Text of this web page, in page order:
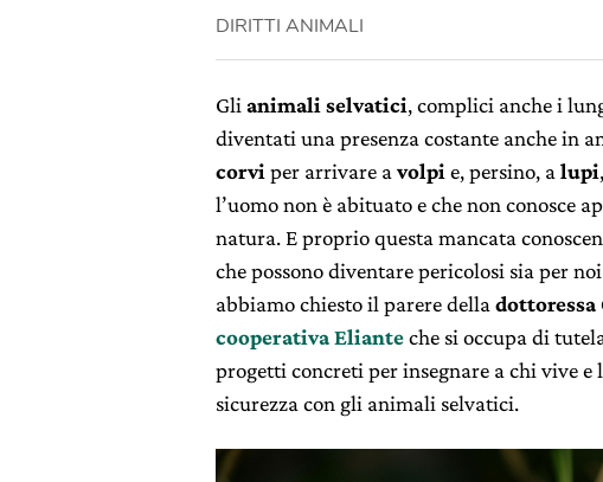
DIRITTI ANIMALI
Gli animali selvatici, complici anche i
diventati una presenza costante anche in
corvi per arrivare a volpi e, persino, a lupi,
l’uomo non è abituato e che non conosce
natura. E proprio questa mancata
che possono diventare pericolosi sia per
abbiamo chiesto il parere della
cooperativa Elianteche si occupa di
progetti concreti per insegnare a chi vive
sicurezza con gli animali selvatici.